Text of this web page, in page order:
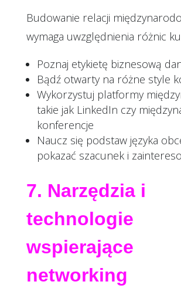
Budowanie relacji
wymaga uwzględnienia różnic
Poznaj etykietę biznesową
Bądź otwarty na różne style
Wykorzystuj platformy
takie jak LinkedIn czy
konferencje
Naucz się podstaw języka
pokazać szacunek i
7. Narzędzia i
technologie
wspierające
networking